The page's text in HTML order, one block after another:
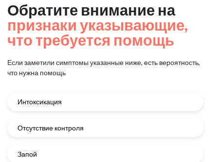
Обратите внимание на
признаки указывающие,
что требуется помощь
Если заметили симптомы указанные ниже, есть вероятность,
что нужна помощь
Интоксикация
Отсутствие контроля
Запой